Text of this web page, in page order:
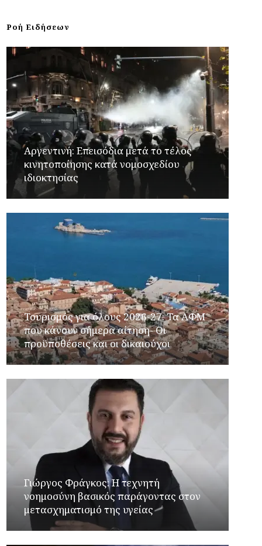
Ροή Ειδήσεων
Αργεντινή: Επεισόδια μετά το τέλος
κινητοποίησης κατά νομοσχεδίου
ιδιοκτησίας
Τουρισμός για όλους 2026-27: Τα ΑΦΜ
που κάνουν σήμερα αίτηση- Οι
προϋποθέσεις και οι δικαιούχοι
Γιώργος Φράγκος: Η τεχνητή
νοημοσύνη βασικός παράγοντας στον
μετασχηματισμό της υγείας